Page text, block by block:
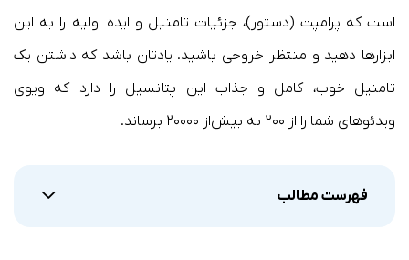
است که پرامپت (دستور)، جزئیات تامنیل و ایده اولیه را به این
ابزارها دهید و منتظر خروجی باشید. یادتان باشد که داشتن یک
تامنیل خوب، کامل و جذاب این پتانسیل را دارد که ویوی
ویدئوهای شما را از ۲۰۰ به بیش‌از ۲۰۰۰۰ برساند.
فهرست مطالب